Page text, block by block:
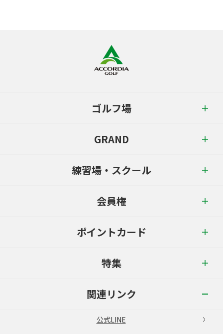
ゴルフ場
GRAND
練習場・スクール
会員権
ポイントカード
特集
関連リンク
公式LINE